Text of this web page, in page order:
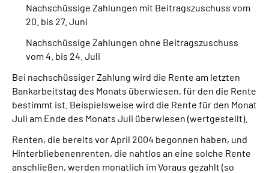
Nachschüssige Zahlungen mit Beitragszuschuss vom
20. bis 27. Juni
Nachschüssige Zahlungen ohne Beitragszuschuss
vom 4. bis 24. Juli
Bei nachschüssiger Zahlung wird die Rente am letzten
Bankarbeitstag des Monats überwiesen, für den die Rente
bestimmt ist. Beispielsweise wird die Rente für den Monat
Juli am Ende des Monats Juli überwiesen (wertgestellt).
Renten, die bereits vor April 2004 begonnen haben, und
Hinterbliebenenrenten, die nahtlos an eine solche Rente
anschließen, werden monatlich im Voraus gezahlt (so